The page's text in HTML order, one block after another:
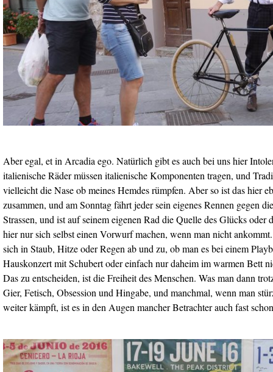
Aber egal, et in Arcadia ego. Natürlich gibt es auch bei uns hier
italienische Räder müssen italienische Komponenten tragen, und
vielleicht die Nase ob meines Hemdes rümpfen. Aber so ist das hier
zusammen, und am Sonntag fährt jeder sein eigenes Rennen gegen
Strassen, und ist auf seinem eigenen Rad die Quelle des Glücks oder
hier nur sich selbst einen Vorwurf machen, wenn man nicht
sich in Staub, Hitze oder Regen ab und zu, ob man es bei einem
Hauskonzert mit Schubert oder einfach nur daheim im warmen Bett
Das zu entscheiden, ist die Freiheit des Menschen. Was man dann
Gier, Fetisch, Obsession und Hingabe, und manchmal, wenn man
weiter kämpft, ist es in den Augen mancher Betrachter auch fast